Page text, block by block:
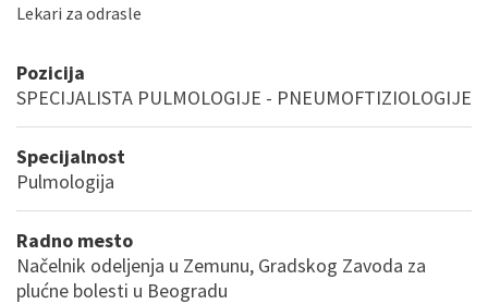
Lekari za odrasle
Pozicija
SPECIJALISTA PULMOLOGIJE - PNEUMOFTIZIOLOGIJE
Specijalnost
Pulmologija
Radno mesto
Načelnik odeljenja u Zemunu, Gradskog Zavoda za
plućne bolesti u Beogradu